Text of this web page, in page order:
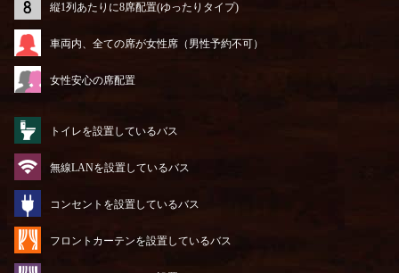
縦1列あたりに8席配置(ゆったりタイプ)
車両内、全ての席が女性席（男性予約不可）
女性安心の席配置
トイレを設置しているバス
無線LANを設置しているバス
コンセントを設置しているバス
フロントカーテンを設置しているバス